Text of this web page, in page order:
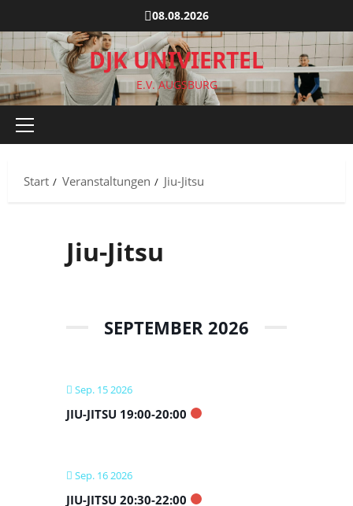
Inhalt
springen
08.08.2026
DJK UNIVIERTEL
E.V. AUGSBURG
Primäres
Start
Veranstaltungen Jiu-Jitsu
Jiu-Jitsu
SEPTEMBER 2026
Sep. 15 2026
JIU-JITSU 19:00-20:00
Sep. 16 2026
JIU-JITSU 20:30-22:00